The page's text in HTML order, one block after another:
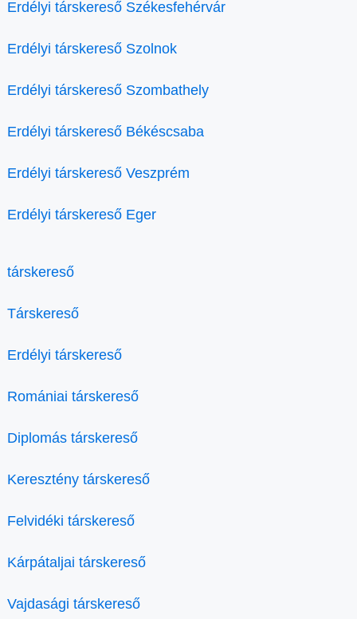
Erdélyi társkereső Székesfehérvár
Erdélyi társkereső Szolnok
Erdélyi társkereső Szombathely
Erdélyi társkereső Békéscsaba
Erdélyi társkereső Veszprém
Erdélyi társkereső Eger
társkereső
Társkereső
Erdélyi társkereső
Romániai társkereső
Diplomás társkereső
Keresztény társkereső
Felvidéki társkereső
Kárpátaljai társkereső
Vajdasági társkereső